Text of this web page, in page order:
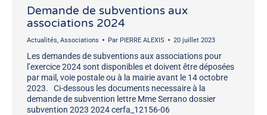
Demande de subventions aux
associations 2024
Actualités, Associations Par PIERRE ALEXIS 20 juillet 2023
Les demandes de subventions aux associations pour
l’exercice 2024 sont disponibles et doivent être déposées
par mail, voie postale ou à la mairie avant le 14 octobre
2023. Ci-dessous les documents necessaire à la
demande de subvention lettre Mme Serrano dossier
subvention 2023 2024 cerfa_12156-06